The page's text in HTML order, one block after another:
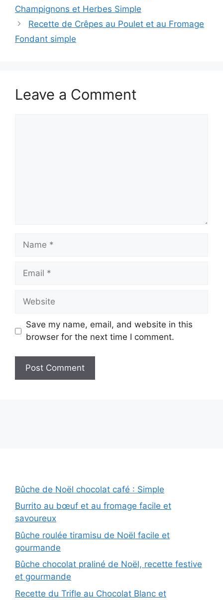
Champignons et Herbes Simple
Recette de Crêpes au Poulet et au Fromage
Fondant simple
Leave a Comment
Name
Email
Website
Save my name, email, and website in this
browser for the next time I comment.
Bûche de Noël chocolat café : Simple
Burrito au bœuf et au fromage facile et
savoureux
Bûche roulée tiramisu de Noël facile et
gourmande
Bûche chocolat praliné de Noël, recette festive
et gourmande
Recette du Trifle au Chocolat Blanc et